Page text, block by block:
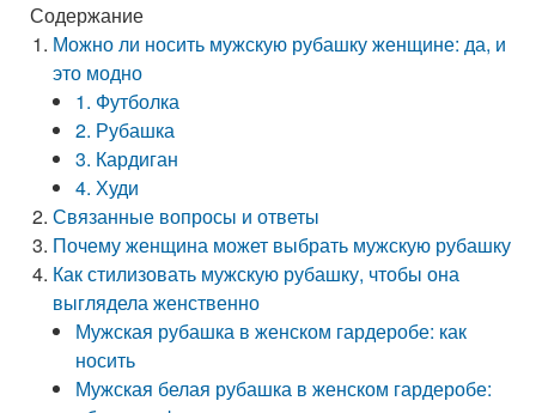
Содержание
Можно ли носить мужскую рубашку женщине: да, и
это модно
1. Футболка
2. Рубашка
3. Кардиган
4. Худи
Связанные вопросы и ответы
Почему женщина может выбрать мужскую рубашку
Как стилизовать мужскую рубашку, чтобы она
выглядела женственно
Мужская рубашка в женском гардеробе: как
носить
Мужская белая рубашка в женском гардеробе: